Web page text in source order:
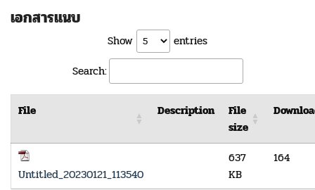
เอกสารแนบ
Show
entries
Search:
File Description
File
size
Untitled_20230121_113540
637
KB
164